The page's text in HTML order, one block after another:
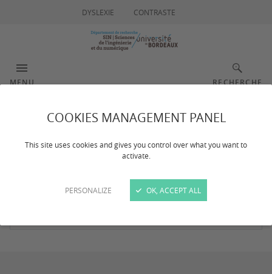
COOKIES MANAGEMENT PANEL
This site uses cookies and gives you control over what you want to
activate.
PERSONALIZE OK, ACCEPT ALL
DYSLEXIE CONTRASTE
MENU RECHERCHE
Résultat de votre
recherche